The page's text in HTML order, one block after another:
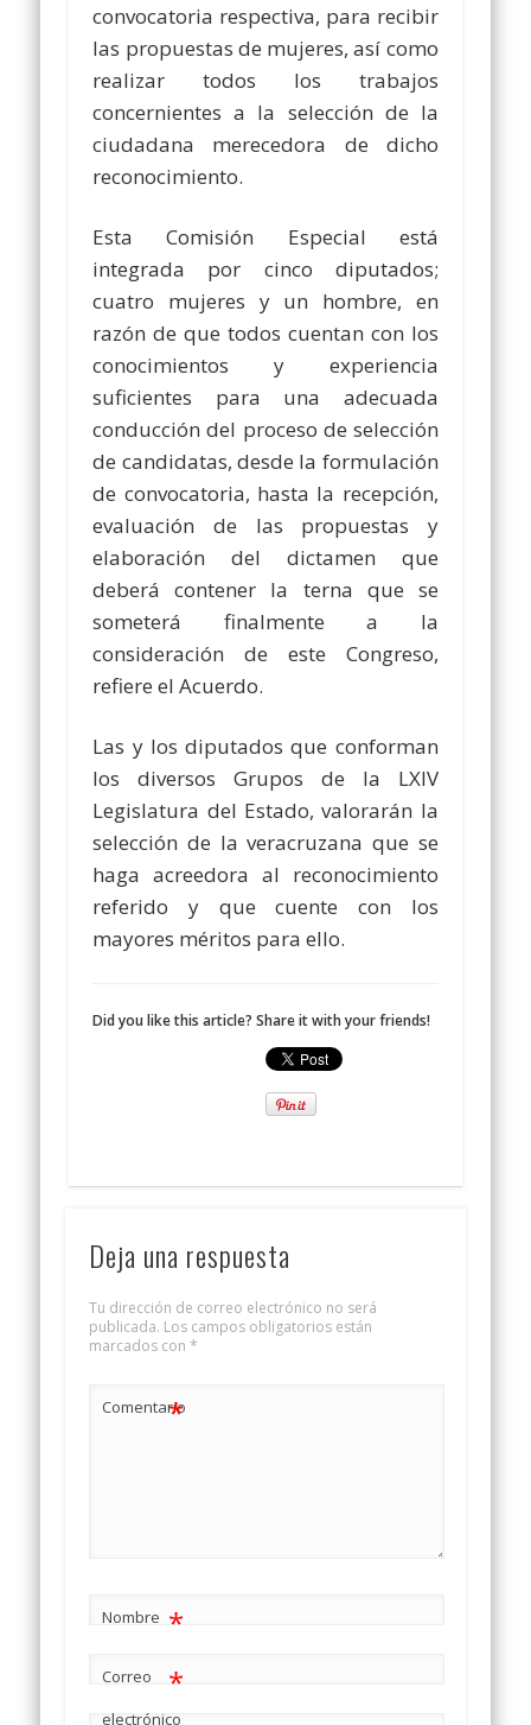
convocatoria respectiva, para recibir
las propuestas de mujeres, así como
realizar todos los trabajos
concernientes a la selección de la
ciudadana merecedora de dicho
reconocimiento.
Esta Comisión Especial está
integrada por cinco diputados;
cuatro mujeres y un hombre, en
razón de que todos cuentan con los
conocimientos y experiencia
suficientes para una adecuada
conducción del proceso de selección
de candidatas, desde la formulación
de convocatoria, hasta la recepción,
evaluación de las propuestas y
elaboración del dictamen que
deberá contener la terna que se
someterá finalmente a la
consideración de este Congreso,
refiere el Acuerdo.
Las y los diputados que conforman
los diversos Grupos de la LXIV
Legislatura del Estado, valorarán la
selección de la veracruzana que se
haga acreedora al reconocimiento
referido y que cuente con los
mayores méritos para ello.
Did you like this article? Share it with your friends!
Deja una respuesta
Tu dirección de correo electrónico no será
publicada. Los campos obligatorios están
marcados con *
Comentario
*
Nombre *
Correo
electrónico
*